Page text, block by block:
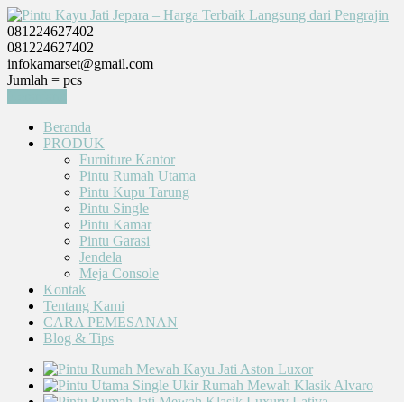
081224627402
081224627402
infokamarset@gmail.com
Jumlah = pcs
Beranda
PRODUK
Furniture Kantor
Pintu Rumah Utama
Pintu Kupu Tarung
Pintu Single
Pintu Kamar
Pintu Garasi
Jendela
Meja Console
Kontak
Tentang Kami
CARA PEMESANAN
Blog & Tips